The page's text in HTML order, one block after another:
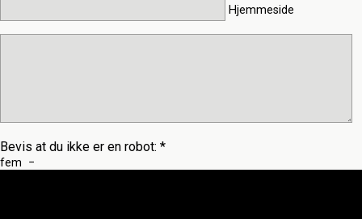
Hjemmeside
Bevis at du ikke er en robot: *
fem −